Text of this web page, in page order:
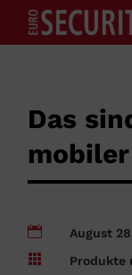
Das

August

Produkte